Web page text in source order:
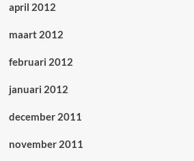
april 2012
maart 2012
februari 2012
januari 2012
december 2011
november 2011